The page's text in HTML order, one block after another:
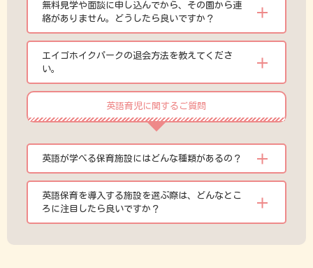
無料見学や面談に申し込んでから、その園から連
絡がありません。どうしたら良いですか？
エイゴホイクパークの退会方法を教えてくださ
い。
英語育児に関するご質問
英語が学べる保育施設にはどんな種類があるの？
英語保育を導入する施設を選ぶ際は、どんなとこ
ろに注目したら良いですか？